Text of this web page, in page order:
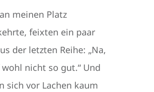
meinen Platz
feixten ein paar
der letzten Reihe: „Na,
nicht so gut.“ Und
sich vor Lachen kaum